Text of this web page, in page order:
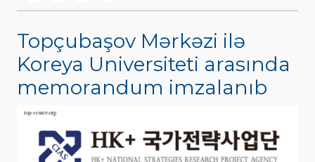
Topçubaşov Mərkəzi ilə
Koreya Universiteti arasında
memorandum imzalanıb